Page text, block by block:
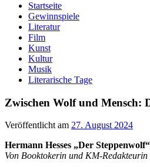
Kultur-macht
Magazin für Kunst, Literatur, Kultur,
Startseite
Gewinnspiele
Literatur
Film
Kunst
Kultur
Musik
Literarische Tage
Zwischen Wolf und Mensch:
Veröffentlicht am 27. August 2024
Hermann Hesses „Der
Von Booktokerin und KM-